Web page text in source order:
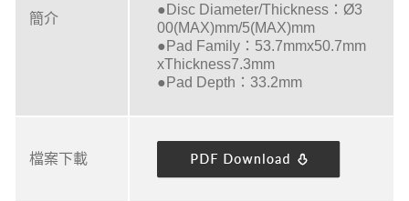
簡介
●Disc Diameter/Thickness：Ø3
00(MAX)mm/5(MAX)mm
●Pad Family：53.7mmx50.7mm
xThickness7.3mm
●Pad Depth：33.2mm
檔案下載